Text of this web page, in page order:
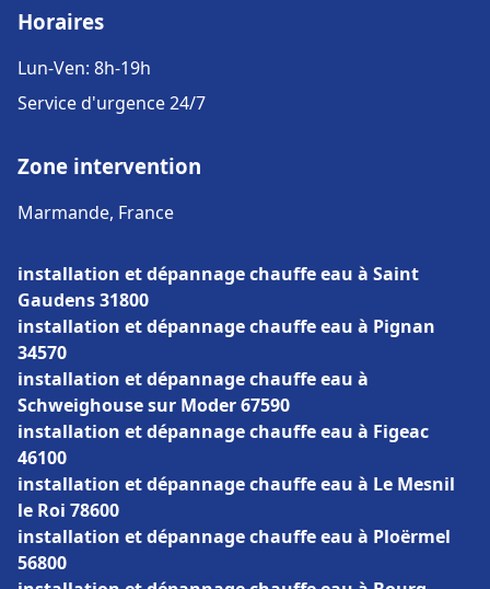
Horaires
Lun-Ven: 8h-19h
Service d'urgence 24/7
Zone intervention
Marmande, France
installation et dépannage chauffe eau à Saint
Gaudens 31800
installation et dépannage chauffe eau à Pignan
34570
installation et dépannage chauffe eau à
Schweighouse sur Moder 67590
installation et dépannage chauffe eau à Figeac
46100
installation et dépannage chauffe eau à Le Mesnil
le Roi 78600
installation et dépannage chauffe eau à Ploërmel
56800